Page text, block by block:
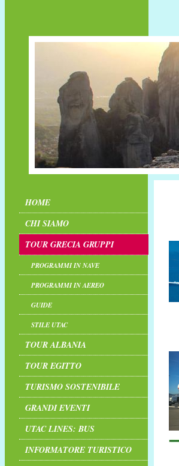
HOME
CHI SIAMO
TOUR GRECIA GRUPPI
PROGRAMMI IN NAVE
PROGRAMMI IN AEREO
GUIDE
STILE UTAC
TOUR ALBANIA
TOUR EGITTO
TURISMO SOSTENIBILE
GRANDI EVENTI
UTAC LINES: BUS
INFORMATORE TURISTICO